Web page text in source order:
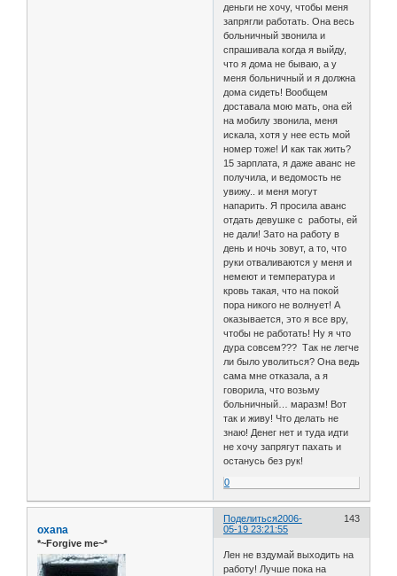
деньги не хочу, чтобы меня
запрягли работать. Она весь
больничный звонила и
спрашивала когда я выйду,
что я дома не бываю, а у
меня больничный и я должна
дома сидеть! Вообщем
доставала мою мать, она ей
на мобилу звонила, меня
искала, хотя у нее есть мой
номер тоже! И как так жить?
15 зарплата, я даже аванс не
получила, и ведомость не
увижу.. и меня могут
напарить. Я просила аванс
отдать девушке с работы, ей
не дали! Зато на работу в
день и ночь зовут, а то, что
руки отваливаются у меня и
немеют и температура и
кровь такая, что на покой
пора никого не волнует! А
оказывается, это я все вру,
чтобы не работать! Ну я что
дура совсем??? Так не легче
ли было уволиться? Она ведь
сама мне отказала, а я
говорила, что возьму
больничный… маразм! Вот
так и живу! Что делать не
знаю! Денег нет и туда идти
не хочу запрягут пахать и
останусь без рук!
0
Поделиться 143
2006-
05-19 23:21:55
oxana
*~Forgive me~*
Лен не вздумай выходить на
работу! Лучше пока на